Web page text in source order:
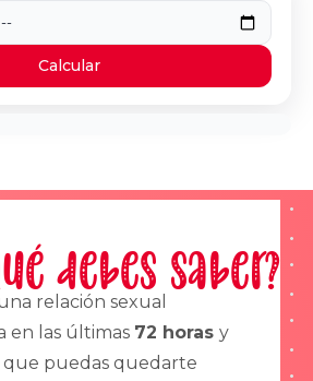
Calcular
debes saber?
relación sexual
en las últimas 72 horas y
puedas quedarte